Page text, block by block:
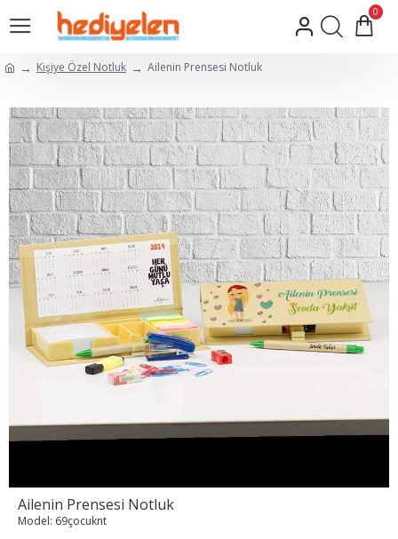
0
Kişiye Özel Notluk Ailenin Prensesi Notluk
Ailenin Prensesi Notluk
Model: 69çocuknt